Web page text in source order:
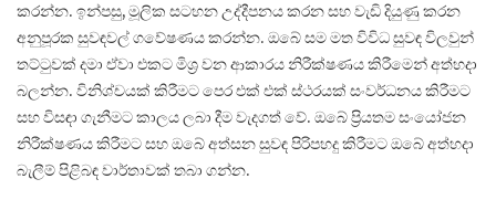
කරන්න. ඉන්පසු, මූලික සටහන උද්දීපනය කරන සහ වැඩි දියුණු කරන
අනුපූරක සුවඳවල් ගවේෂණය කරන්න. ඔබේ සම මත විවිධ සුවඳ විලවුන්
තට්ටුවක් දමා ඒවා එකට මිශ්‍ර වන ආකාරය නිරීක්ෂණය කිරීමෙන් අත්හදා
බලන්න. විනිශ්චයක් කිරීමට පෙර එක් එක් ස්ථරයක් සංවර්ධනය කිරීමට
සහ විසඳා ගැනීමට කාලය ලබා දීම වැදගත් වේ. ඔබේ ප්‍රියතම සංයෝජන
නිරීක්ෂණය කිරීමට සහ ඔබේ අත්සන සුවඳ පිරිපහදු කිරීමට ඔබේ අත්හදා
බැලීම් පිළිබඳ වාර්තාවක් තබා ගන්න.